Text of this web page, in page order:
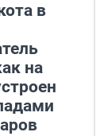
в
на